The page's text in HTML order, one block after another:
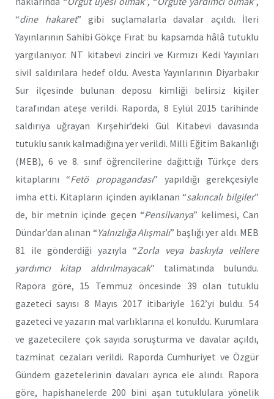
“dine hakaret” gibi suçlamalarla davalar açıldı. İleri
Yayınlarının Sahibi Gökçe Fırat bu kapsamda hâlâ tutuklu
yargılanıyor. NT kitabevi zinciri ve Kırmızı Kedi Yayınları
sivil saldırılara hedef oldu. Avesta Yayınlarının Diyarbakır
Sur ilçesinde bulunan deposu kimliği belirsiz kişiler
tarafından ateşe verildi. Raporda, 8 Eylül 2015 tarihinde
saldırıya uğrayan Kırşehir’deki Gül Kitabevi davasında
tutuklu sanık kalmadığına yer verildi. Milli Eğitim Bakanlığı
(MEB), 6 ve 8. sınıf öğrencilerine dağıttığı Türkçe ders
kitaplarını “Fetö propagandası” yapıldığı gerekçesiyle
imha etti. Kitapların içinden ayıklanan “sakıncalı bilgiler”
de, bir metnin içinde geçen “Pensilvanya” kelimesi, Can
Dündar’dan alınan “Yalnızlığa Alışmalı” başlığı yer aldı. MEB
81 ile gönderdiği yazıyla “Zorla veya baskıyla velilere
yardımcı kitap aldırılmayacak” talimatında bulundu.
Rapora göre, 15 Temmuz öncesinde 39 olan tutuklu
gazeteci sayısı 8 Mayıs 2017 itibariyle 162’yi buldu. 54
gazeteci ve yazarın mal varlıklarına el konuldu. Kurumlara
ve gazetecilere çok sayıda soruşturma ve davalar açıldı,
tazminat cezaları verildi. Raporda Cumhuriyet ve Özgür
Gündem gazetelerinin davaları ayrıca ele alındı. Rapora
göre, hapishanelerde 200 bini aşan tutuklulara yönelik